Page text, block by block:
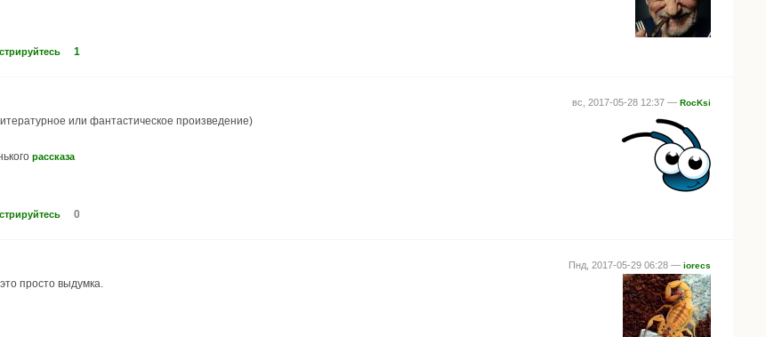
1
вс, 2017-05-28 12:37 — RocKsi
или фантастическое произведение)
рассказа
0
Пнд, 2017-05-29 06:28 — iorecs
просто выдумка.